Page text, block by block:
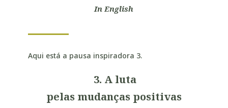
In English
Aqui está a pausa inspiradora 3.
3. A luta
pelas mudanças positivas